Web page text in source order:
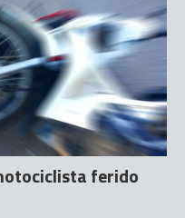
ferido